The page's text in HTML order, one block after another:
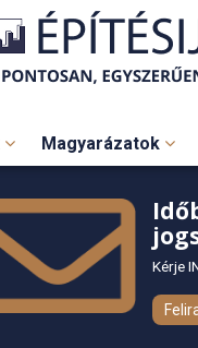
Magyarázatok
Kérje